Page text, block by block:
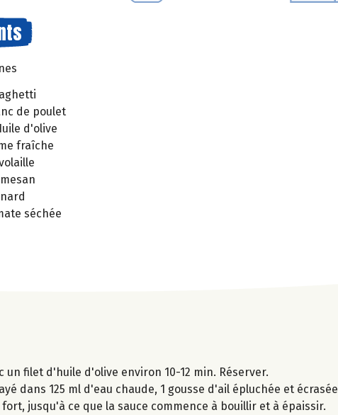
de poulet
d'olive
fraîche
séchée
filet d'huile d'olive environ 10-12 min. Réserver.
dans 125 ml d'eau chaude, 1 gousse d'ail épluchée et écrasée
jusqu'à ce que la sauce commence à bouillir et à épaissir.